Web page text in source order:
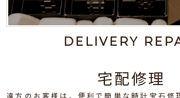
DELIVERY
宅配修理
遠方のお客様は、便利で簡単な時計宝石修